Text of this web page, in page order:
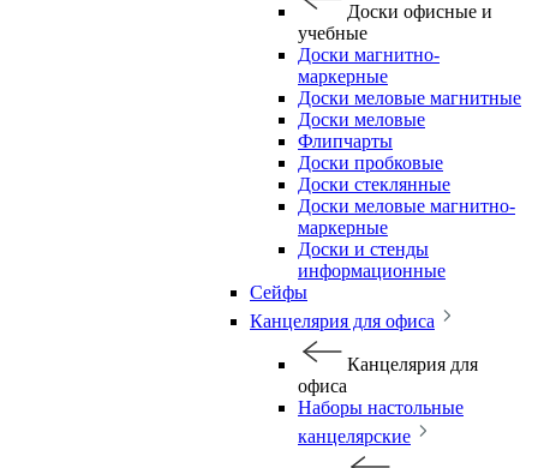
Доски офисные и
учебные
Доски магнитно-
маркерные
Доски меловые магнитные
Доски меловые
Флипчарты
Доски пробковые
Доски стеклянные
Доски меловые магнитно-
маркерные
Доски и стенды
информационные
Сейфы
Канцелярия для офиса
Канцелярия для
офиса
Наборы настольные
канцелярские